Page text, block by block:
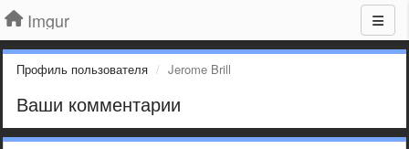
Imgur
Профиль пользователя Jerome Brill
Ваши комментарии